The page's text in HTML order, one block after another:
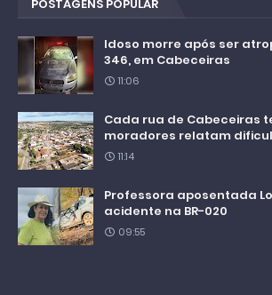
POSTAGENS POPULAR
Idoso morre após ser
346, em Cabeceiras
11:06
Cada rua de Cabeceiras
moradores relatam
11:14
Professora aposentada
acidente na BR-020
09:55